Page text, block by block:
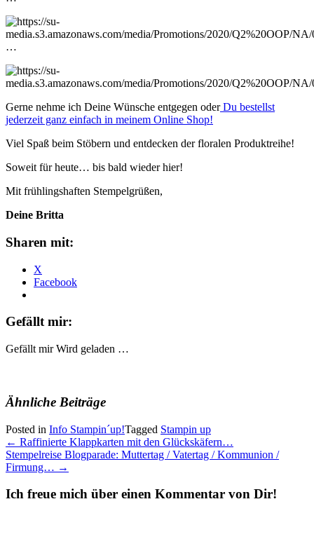
…
Gerne nehme ich Deine Wünsche entgegen oderDu bestellst
jederzeit ganz einfach in meinem Online Shop!
Viel Spaß beim Stöbern und entdecken der floralen Produktreihe!
Soweit für heute… bis bald wieder hier!
Mit frühlingshaften Stempelgrüßen,
Deine Britta
Sharen mit:
X
Facebook
Gefällt mir:
Gefällt mir Wird geladen …
Ähnliche Beiträge
Posted in Info Stampin´up!Tagged Stampin up
Post
navigation
← Raffinierte Klappkarten mit den Glückskäfern…
Stempelreise Blogparade: Muttertag / Vatertag / Kommunion /
Firmung… →
Ich freue mich über einen Kommentar von Dir!